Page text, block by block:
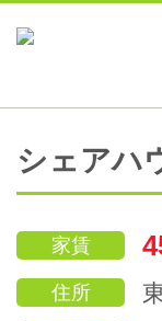
シェアハ
家賃
住所